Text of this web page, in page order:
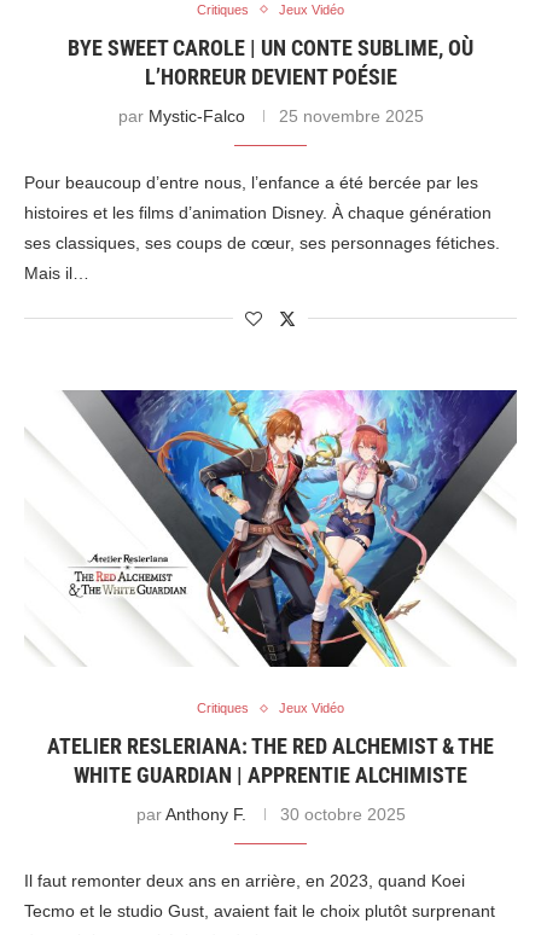
Critiques Jeux Vidéo
BYE SWEET CAROLE | UN CONTE SUBLIME, OÙ
L’HORREUR DEVIENT POÉSIE
par Mystic-Falco 25 novembre 2025
Pour beaucoup d’entre nous, l’enfance a été bercée par les
histoires et les films d’animation Disney. À chaque génération
ses classiques, ses coups de cœur, ses personnages fétiches.
Mais il…
Critiques Jeux Vidéo
ATELIER RESLERIANA: THE RED ALCHEMIST & THE
WHITE GUARDIAN | APPRENTIE ALCHIMISTE
parAnthony F. 30 octobre 2025
Il faut remonter deux ans en arrière, en 2023, quand Koei
Tecmo et le studio Gust, avaient fait le choix plutôt surprenant